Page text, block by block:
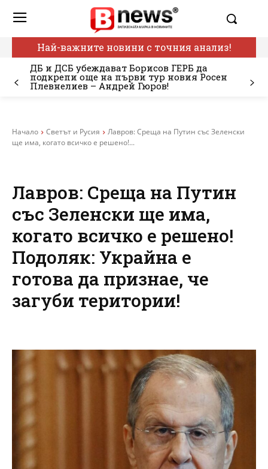
Най-важните новини с точния анализ!
ДБ и ДСБ убеждават Борисов ГЕРБ да
подкрепи още на първи тур новия Росен
Плевнелиев – Андрей Гюров!
Начало Светът и Русия
Лавров: Среща на Путин със Зеленски
ще има, когато всичко е решено!...
Лавров: Среща на Путин
със Зеленски ще има,
когато всичко е решено!
Подоляк: Украйна е
готова да признае, че
загуби територии!